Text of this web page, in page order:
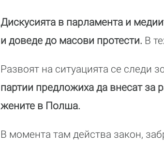
Дискусията в парламента и
и доведе до масови протести. В
Развоят на ситуацията се следи
партии предложиха да внесат за
жените в Полша.
В момента там действа закон,